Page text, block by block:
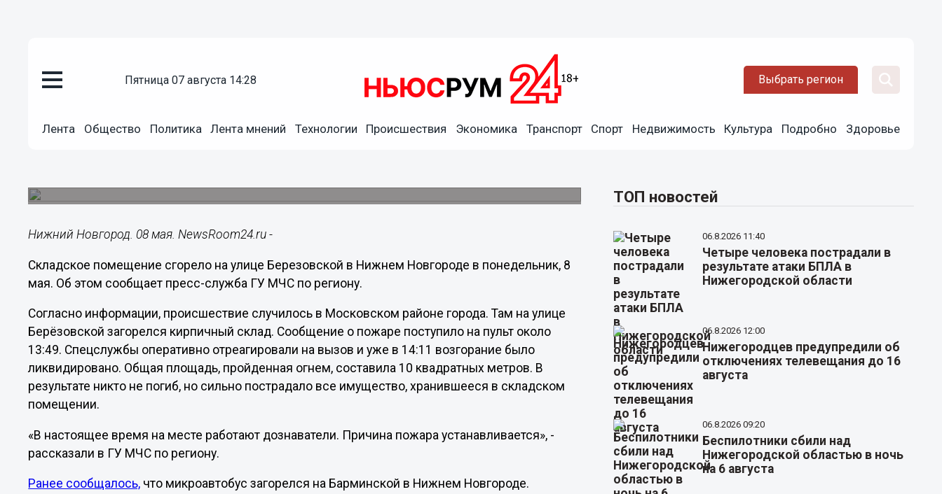
пятница 07 августа 14:28 Выбрать регион
Лента Общество Политика Лента мнений Технологии Происшествия Экономика Транспорт Спорт Недвижимость Культура Подробно Здоровье
Кирпичный склад сгорел на Березовской в Нижнем
Нижний Новгород. 08 мая. NewsRoom24.ru -
Складское помещение сгорело на улице Березовской в Нижнем Новгороде в понедельник, 8
мая. Об этом сообщает пресс-служба ГУ МЧС по региону.
Согласно информации, происшествие случилось в Московском районе города. Там на улице
Берёзовской загорелся кирпичный склад. Сообщение о пожаре поступило на пульт около
13:49. Спецслужбы оперативно отреагировали на вызов и уже в 14:11 возгорание было
ликвидировано. Общая площадь, пройденная огнем, составила 10 квадратных метров. В
результате никто не погиб, но сильно пострадало все имущество, хранившееся в складском
помещении.
«В настоящее время на месте работают дознаватели. Причина пожара устанавливается», -
рассказали в ГУ МЧС по региону.
Ранее сообщалось, что микроавтобус загорелся на Барминской в Нижнем Новгороде.
ТОП новостей
06.8.2026 11:40
Четыре человека пострадали в
результате атаки БПЛА в
Нижегородской области
06.8.2026 12:00
Нижегородцев предупредили об
отключениях телевещания до 16
августа
06.8.2026 09:20
Беспилотники сбили над
Нижегородской областью в ночь
на 6 августа